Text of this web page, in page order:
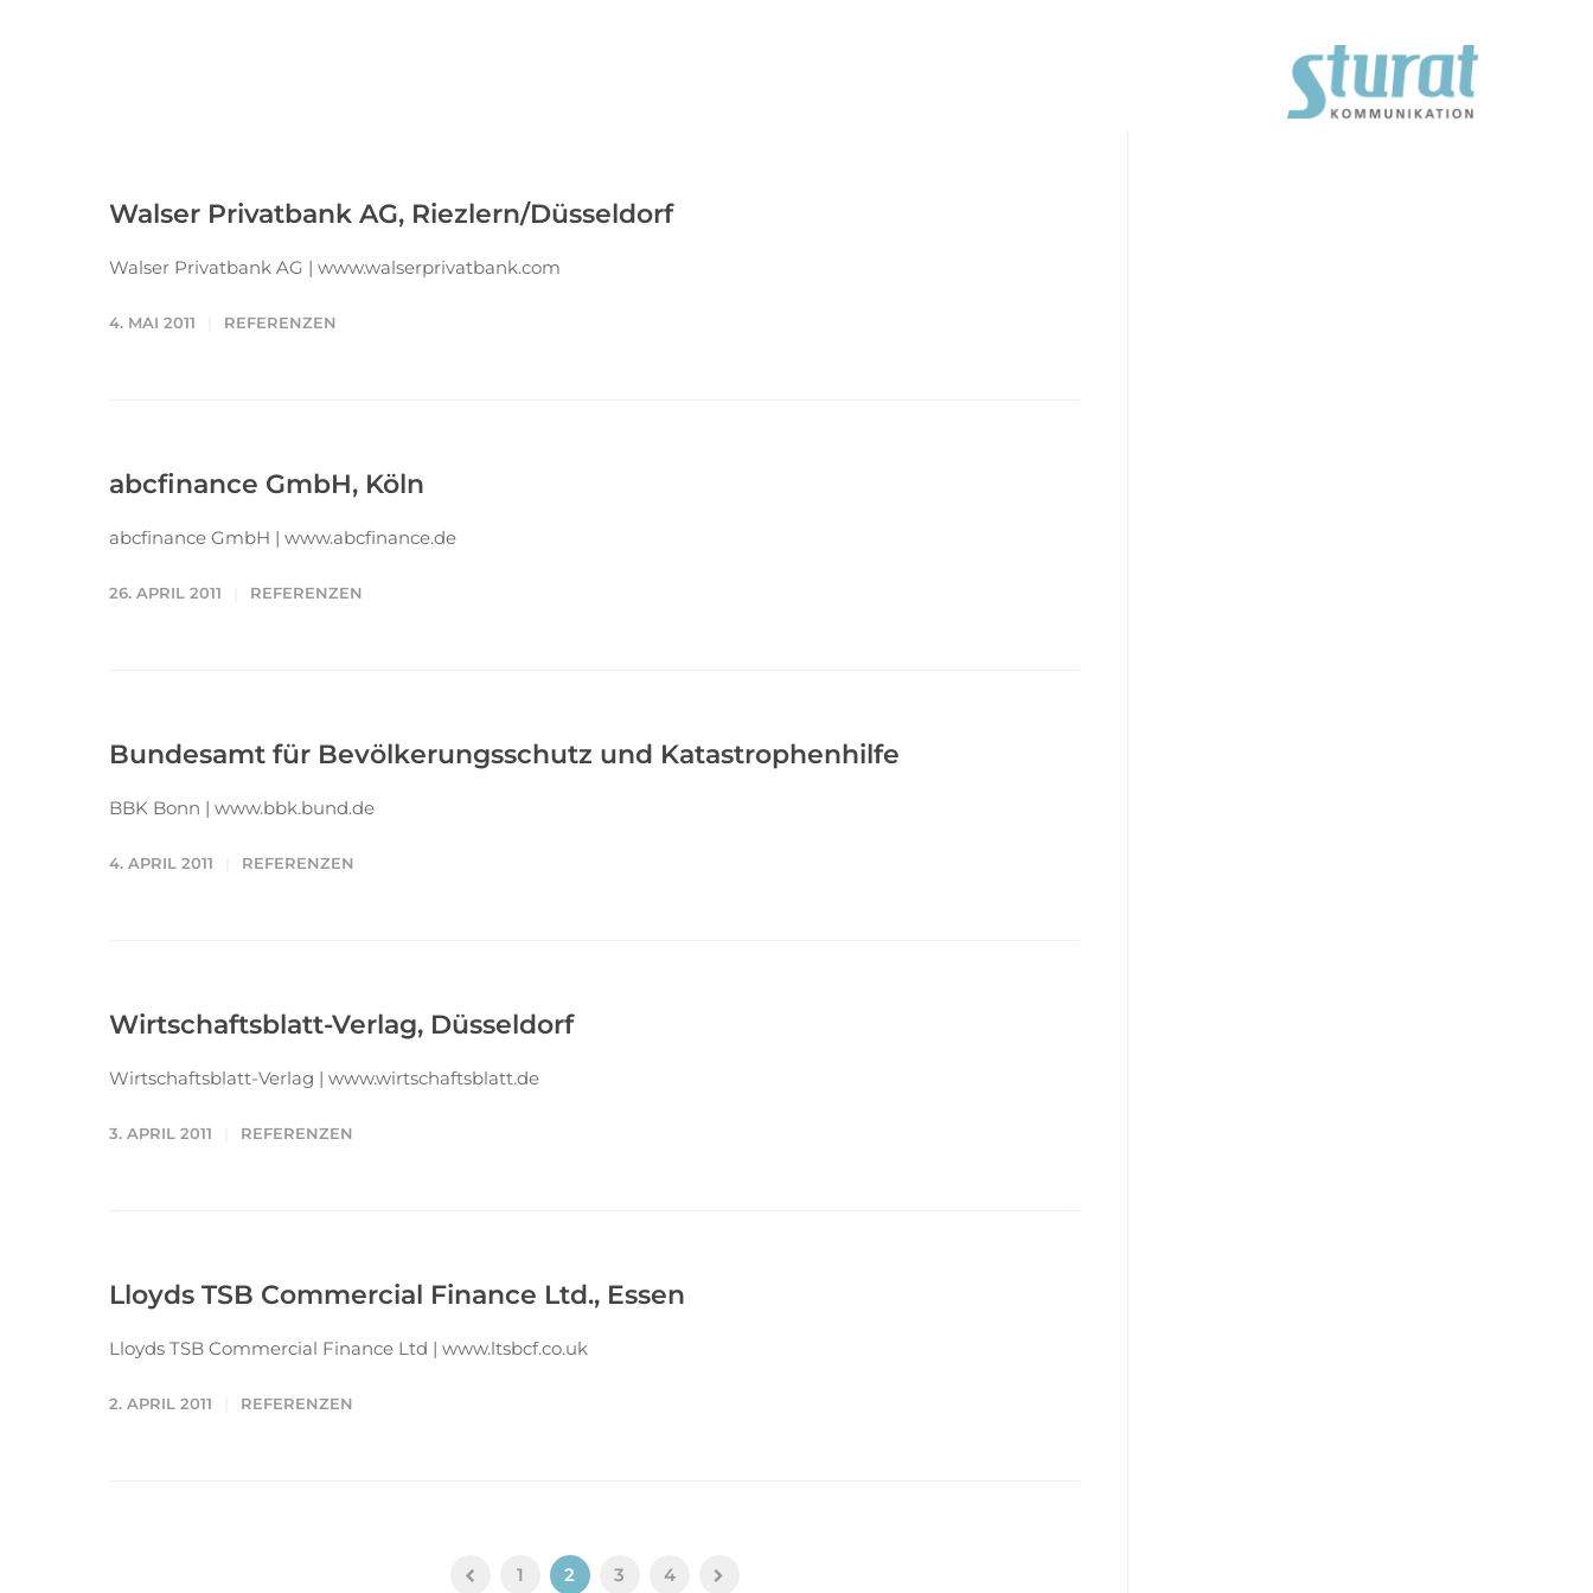
Walser Privatbank AG, Riezlern/Düsseldorf
Walser Privatbank AG | www.walserprivatbank.com
4. MAI 2011 REFERENZEN
abcfinance GmbH, Köln
abcfinance GmbH | www.abcfinance.de
26. APRIL 2011 REFERENZEN
Bundesamt für Bevölkerungsschutz und Katastrophenhilfe
BBK Bonn | www.bbk.bund.de
4. APRIL 2011 REFERENZEN
Wirtschaftsblatt-Verlag, Düsseldorf
Wirtschaftsblatt-Verlag | www.wirtschaftsblatt.de
3. APRIL 2011 REFERENZEN
Lloyds TSB Commercial Finance Ltd., Essen
Lloyds TSB Commercial Finance Ltd | www.ltsbcf.co.uk
2. APRIL 2011 REFERENZEN
1 2 3 4